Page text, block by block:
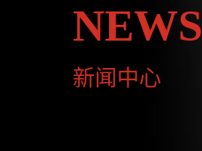
NEWS
新闻中心